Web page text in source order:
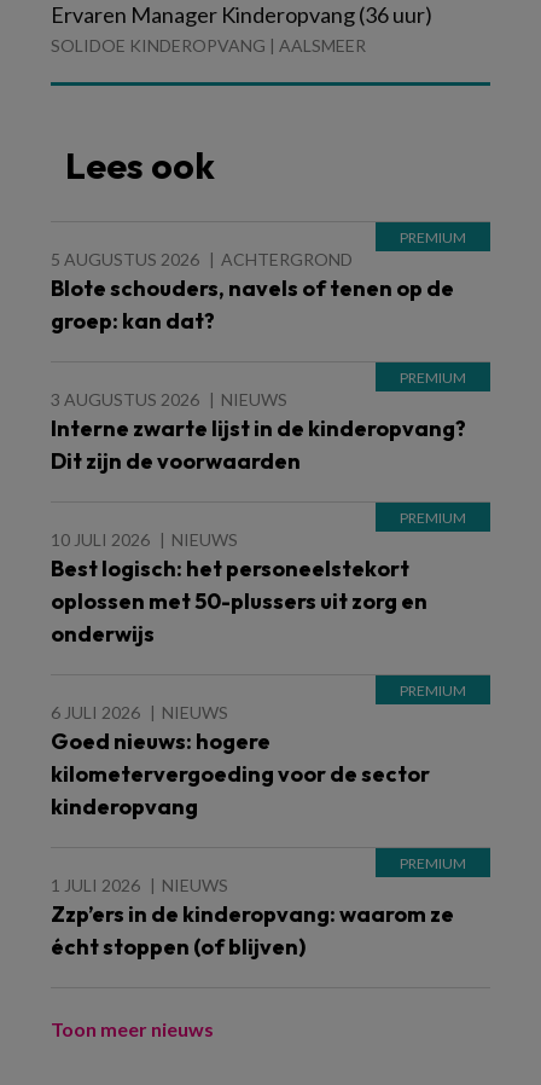
Ervaren Manager Kinderopvang (36 uur)
SOLIDOE KINDEROPVANG | AALSMEER
Lees ook
5 AUGUSTUS 2026 ACHTERGROND
Blote schouders, navels of tenen op de
groep: kan dat?
3 AUGUSTUS 2026 NIEUWS
Interne zwarte lijst in de kinderopvang?
Dit zijn de voorwaarden
10 JULI 2026 NIEUWS
Best logisch: het personeelstekort
oplossen met 50-plussers uit zorg en
onderwijs
6 JULI 2026 NIEUWS
Goed nieuws: hogere
kilometervergoeding voor de sector
kinderopvang
1 JULI 2026 NIEUWS
Zzp’ers in de kinderopvang: waarom ze
écht stoppen (of blijven)
Toon meer nieuws